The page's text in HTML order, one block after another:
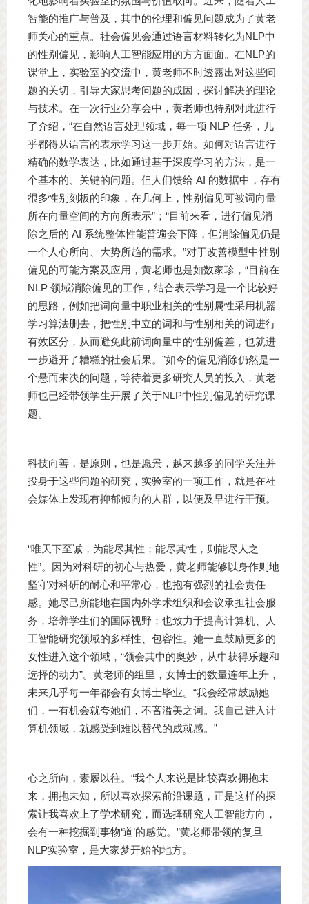
智能的推广与普及，其中的伦理和偏见问题成为了黄老
师关心的重点。社会偏见会通过语言材料转化为NLP中
的性别偏见，影响人工智能应用的方方面面。在NLP的
课堂上，实验室的交流中，黄老师不时透露出对这些问
题的关切，引导大家思考问题的成因，探讨解决的理论
与技术。在一次行业分享会中，黄老师也特别对此进行
了介绍，“在自然语言处理领域，每一项 NLP 任务，几
乎都得从语言的表示学习这一步开始。如何对语言进行
精确的数学表达，比如通过基于深度学习的方法，是一
个基本的、关键的问题。但人们馈给 AI 的数据中，存有
很多性别刻板的印象，在几何上，性别偏见可被词向量
所在向量空间的方向所表示”；“目前来看，进行偏见消
除之后的 AI 系统整体性能普遍会下降，但消除偏见仍是
一个人心所向、大势所趋的需求。”对于改善模型中性别
偏见的可能方案及应用，黄老师也是如数家珍，“目前在
NLP 领域消除偏见的工作，结合表示学习是一个比较好
的思路，例如把词向量中职业相关的性别属性采用机器
学习算法删去，把性别中立的词和与性别相关的词进行
有效区分，从而避免此前词向量中的性别偏差，也就进
一步避开了糟糕的社会后果。”如今的偏见消除仍然是一
个悬而未决的问题，等待着更多研究人员的投入，黄老
师也已经带领学生开展了关于NLP中性别偏见的研究课
题。
科技向善，是原则，也是愿景，越来越多的同学关注并
投身于这些问题的研究，实验室的一项工作，就是在社
会媒体上发现有抑郁倾向的人群，以便及早进行干预。
“唯天下至诚，为能尽其性；能尽其性，则能尽人之
性”。因为对科研的初心与热爱，黄老师能够以身作则地
坚守对科研的耐心和平常心，也抱有强烈的社会责任
感。她尽己所能地在国内外学术组织和会议承担社会服
务，培养学生们的国际视野；也致力于提高计算机、人
工智能研究领域的多样性、包容性。她一直鼓励更多的
女性进入这个领域，“领会其中的奥妙，从中获得乐趣和
选择的动力”。黄老师的组里，女博士的数量连年上升，
未来几乎每一年都会有女博士毕业。“我会经常鼓励她
们，一有机会就夸她们，不吝溢美之词。我自己进入计
算机领域，就感受到难以替代的成就感。”
心之所向，素履以往。“我个人来说是比较喜欢拥抱未
来，拥抱未知，所以喜欢探索前沿课题，正是这样的探
索让我喜欢上了学术研究，而选择研究人工智能方向，
会有一种挖掘到事物‘道’的感觉。”黄老师带领的复旦
NLP实验室，是大家梦开始的地方。